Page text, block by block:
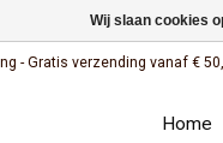
- Gratis verzending vanaf €
Home
Wij slaan cookies